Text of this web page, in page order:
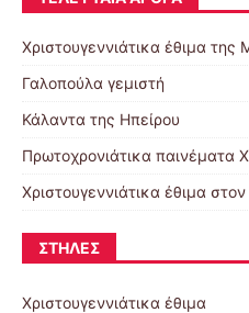
Χριστουγεννιάτικα έθιμα της
Γαλοπούλα γεμιστή
Κάλαντα της Ηπείρου
Πρωτοχρονιάτικα παινέματα
Χριστουγεννιάτικα έθιμα
ΣΤΉΛΕΣ
Χριστουγεννιάτικα έθιμα